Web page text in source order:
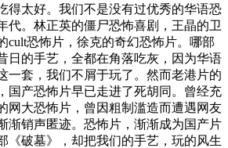
得太好。我们不是没有过优秀的华语恐
。林正英的僵尸恐怖喜剧，王晶的卫
cult恐怖片，徐克的奇幻恐怖片。哪部
日的手艺，全都在角落吃灰，因为华语
一套，我们不屑于玩了。然而老港片的
国产恐怖片早已走进了死胡同。曾经充
网大恐怖片，曾因粗制滥造而遭遇网友
渐销声匿迹。恐怖片，渐渐成为国产片
《破墓》，却把我们的手艺，玩的风生